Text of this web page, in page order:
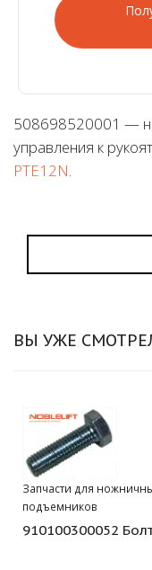
508698520001 —
управления к
PTE12N.
ВЫ УЖЕ
Запчасти для
подъемников
910100300052